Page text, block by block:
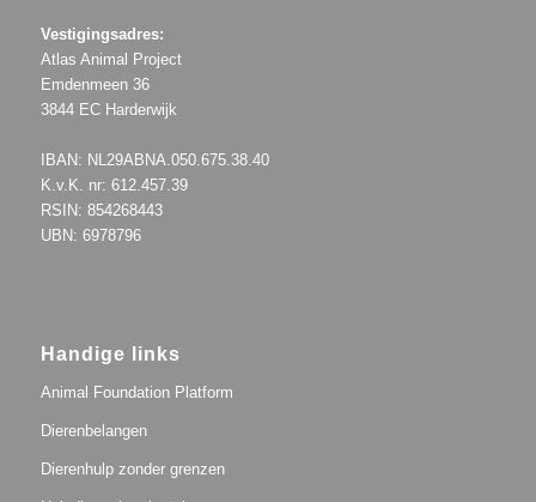
Vestigingsadres:
Atlas Animal Project
Emdenmeen 36
3844 EC Harderwijk
IBAN: NL29ABNA.050.675.38.40
K.v.K. nr: 612.457.39
RSIN: 854268443
UBN: 6978796
Handige links
Animal Foundation Platform
Dierenbelangen
Dierenhulp zonder grenzen